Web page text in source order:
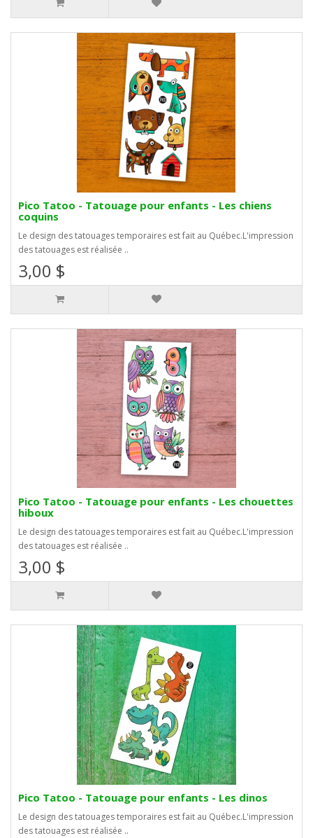
Pico Tatoo - Tatouage pour enfants - Les chiens
coquins
Le design des tatouages temporaires est fait au Québec.L'impression
des tatouages est réalisée ..
3,00 $
Pico Tatoo - Tatouage pour enfants - Les chouettes
hiboux
Le design des tatouages temporaires est fait au Québec.L'impression
des tatouages est réalisée ..
3,00 $
Pico Tatoo - Tatouage pour enfants - Les dinos
Le design des tatouages temporaires est fait au Québec.L'impression
des tatouages est réalisée ..